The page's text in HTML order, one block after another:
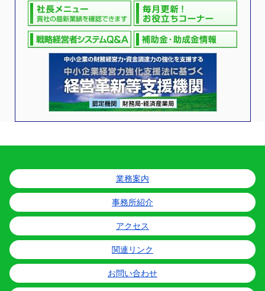
業務案内
事務所紹介
アクセス
関連リンク
お問い合わせ